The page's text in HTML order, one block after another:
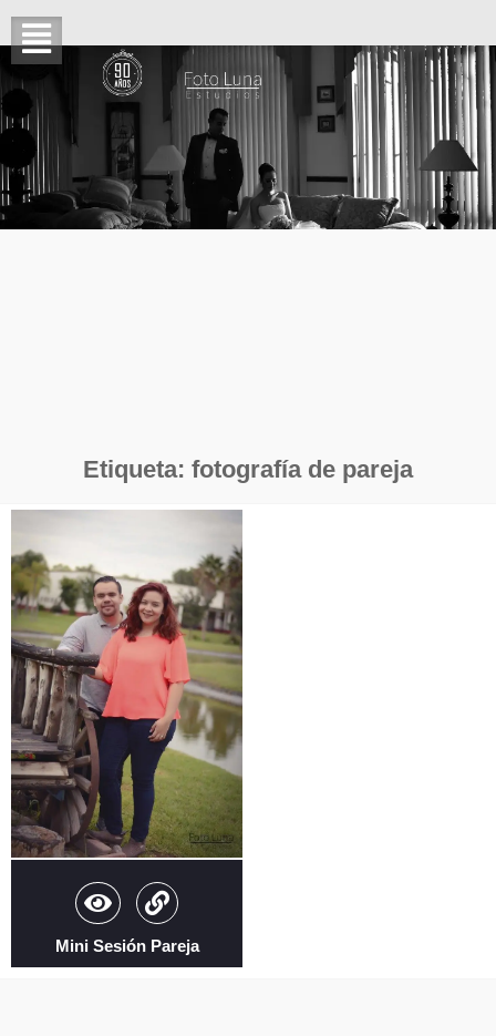
Etiqueta: fotografía de pareja
Mini Sesión Pareja